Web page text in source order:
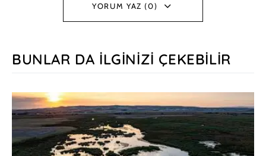
YORUM YAZ (0)
BUNLAR DA İLGINIZI ÇEKEBILIR